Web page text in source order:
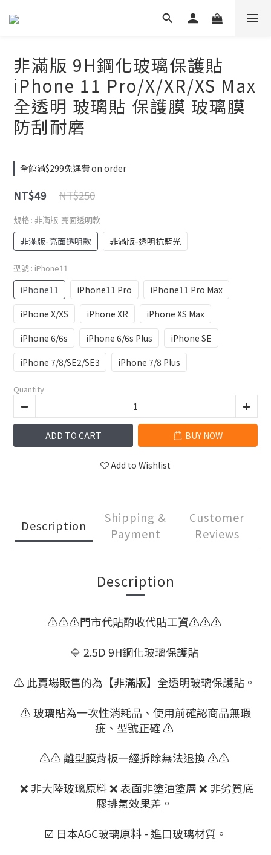
非滿版 9H鋼化玻璃保護貼
iPhone 11 Pro/X/XR/XS Max
全透明 玻璃貼 保護膜 玻璃膜
防刮耐磨
全館滿$299免運費 on order
NT$250
NT$49
規格 : 非滿版-亮面透明款
非滿版-亮面透明款 非滿版-透明抗藍光
型號 : iPhone11
iPhone11 iPhone11 Pro
iPhone11 Pro Max
iPhone X/XS
iPhone XR
iPhone XS Max
iPhone 6/6s
iPhone 6/6s Plus
iPhone SE
iPhone 7/8/SE2/SE3
iPhone 7/8 Plus
Quantity
ADD TO CART BUY NOW
Add to Wishlist
Description
Shipping &
Payment
Customer
Reviews
Description
⚠️⚠️⚠️門市代貼酌收代貼工資⚠️⚠️⚠️
🔷 2.5D 9H鋼化玻璃保護貼
⚠️ 此賣場販售的為【非滿版】全透明玻璃保護貼。
⚠️ 玻璃貼為一次性消耗品、使用前確認商品無瑕
疵、型號正確 ⚠️
⚠️⚠️ 離型膜背板一經拆除無法退換 ⚠️⚠️
❌ 非大陸玻璃原料 ❌ 表面非塗油塗層 ❌ 非劣質底
膠排氣效果差。
☑️ 日本AGC玻璃原料 - 進口玻璃材質。